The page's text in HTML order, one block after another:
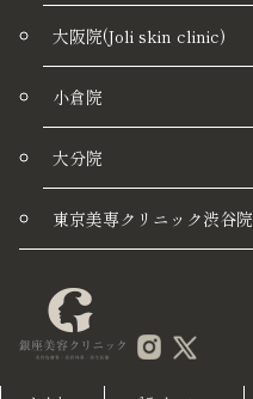
大阪院(Joli skin clinic)
小倉院
大分院
東京美専クリニック渋谷院